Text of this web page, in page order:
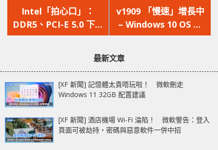
一
篇
文
Intel「拍心口」：
DDR5、PCI-E 5.0 下年
見 !!
一
篇
文
v1909 「慢速」增長中
– Windows 10 OS 各
版本使用比例最新報告
最新文章
[XF 新聞] 記憶體太貴唔玩啦！ 微軟刪走
Windows 11 32GB 配置建議
[XF 新聞] 酒店機場 Wi-Fi 淪陷！ 微軟警告：登入
頁面可被劫持，密碼與惡意軟件一併中招